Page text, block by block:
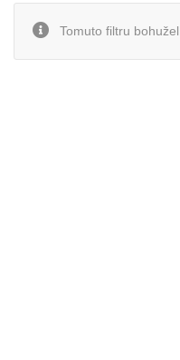
Tomuto filtru